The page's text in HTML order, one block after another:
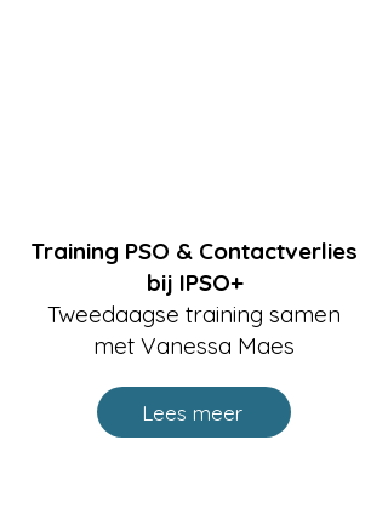
Training PSO & Contactverlies
bij IPSO+
Tweedaagse training samen
met Vanessa Maes
Lees meer